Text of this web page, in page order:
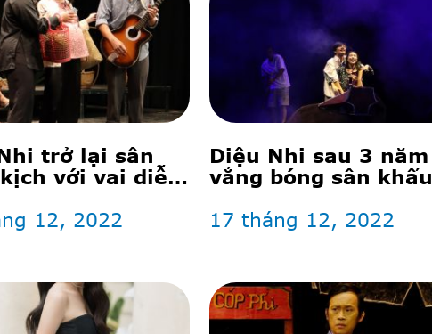
trở lại sân
với vai diễn
12, 2022
Diệu Nhi sau 3 năm
vắng bóng sân khấu
17 tháng 12, 2022